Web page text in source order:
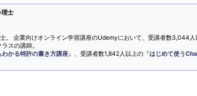
理士
。 企業向けオンライン学習講座のUdemyにおいて、受講者数3,044人
スの講師。
わかる特許の書き方講座 』、受講者数1,842人以上の『はじめて使う